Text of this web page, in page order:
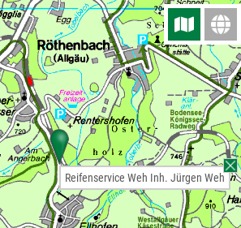
Reifenservice Weh Inh. Jürgen Weh